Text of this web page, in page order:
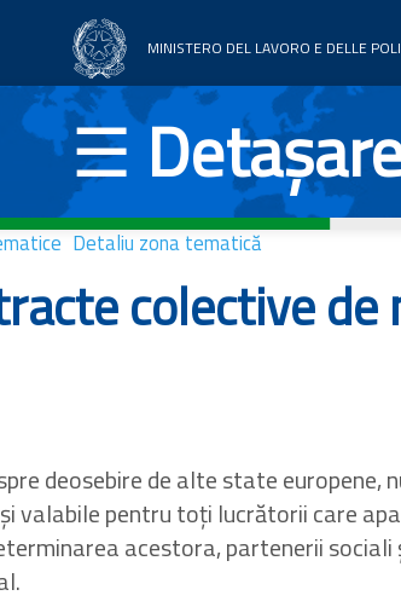
MINISTERO DEL LAVORO E DELLE
☰
Detaliu zona tematică
colective
deosebire de alte state europene,
valabile pentru toți lucrătorii care
acestora, partenerii